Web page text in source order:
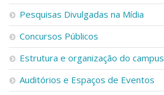
Pesquisas Divulgadas na Mídia
Concursos Públicos
Estrutura e organização do campus
Auditórios e Espaços de Eventos